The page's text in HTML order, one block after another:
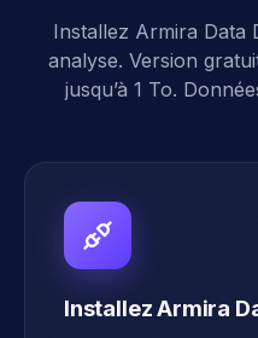
Installez Armira Data
analyse. Version
jusqu’à 1 To.
Installez Armira